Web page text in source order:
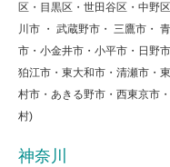
区・目黒区・世田谷区・中野
川市 ・ 武蔵野市・ 三鷹市・
市・小金井市・小平市・日野
狛江市・東大和市・清瀬市・
村市・あきる野市・西東京市
村)
神奈川